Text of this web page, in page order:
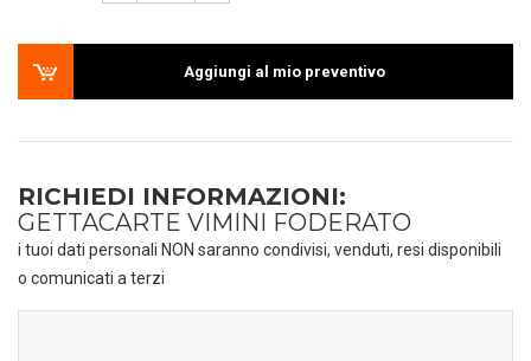
Aggiungi al mio preventivo
RICHIEDI INFORMAZIONI:
GETTACARTE VIMINI FODERATO
i tuoi dati personali NON saranno condivisi, venduti, resi disponibili
o comunicati a terzi